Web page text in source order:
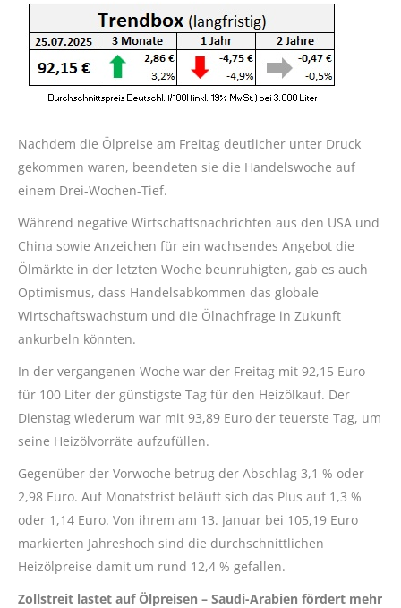
Nachdem die Ölpreise am Freitag deutlicher unter Druck
gekommen waren, beendeten sie die Handelswoche auf
einem Drei-Wochen-Tief.
Während negative Wirtschaftsnachrichten aus den USA und
China sowie Anzeichen für ein wachsendes Angebot die
Ölmärkte in der letzten Woche beunruhigten, gab es auch
Optimismus, dass Handelsabkommen das globale
Wirtschaftswachstum und die Ölnachfrage in Zukunft
ankurbeln könnten.
In der vergangenen Woche war der Freitag mit 92,15 Euro
für 100 Liter der günstigste Tag für den Heizölkauf. Der
Dienstag wiederum war mit 93,89 Euro der teuerste Tag, um
seine Heizölvorräte aufzufüllen.
Gegenüber der Vorwoche betrug der Abschlag 3,1 % oder
2,98 Euro. Auf Monatsfrist beläuft sich das Plus auf 1,3 %
oder 1,14 Euro. Von ihrem am 13. Januar bei 105,19 Euro
markierten Jahreshoch sind die durchschnittlichen
Heizölpreise damit um rund 12,4 % gefallen.
Zollstreit lastet auf Ölpreisen – Saudi-Arabien fördert mehr